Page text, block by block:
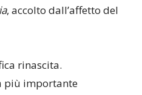
, accolto dall’affetto del
rinascita.
più importante